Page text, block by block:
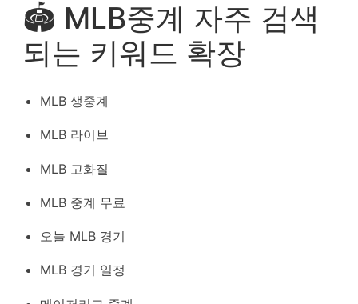
🏟 MLB중계 자주 검색
되는 키워드 확장
MLB 생중계
MLB 라이브
MLB 고화질
MLB 중계 무료
오늘 MLB 경기
MLB 경기 일정